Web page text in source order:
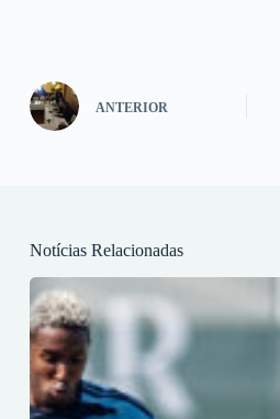
ANTERIOR
Notícias Relacionadas